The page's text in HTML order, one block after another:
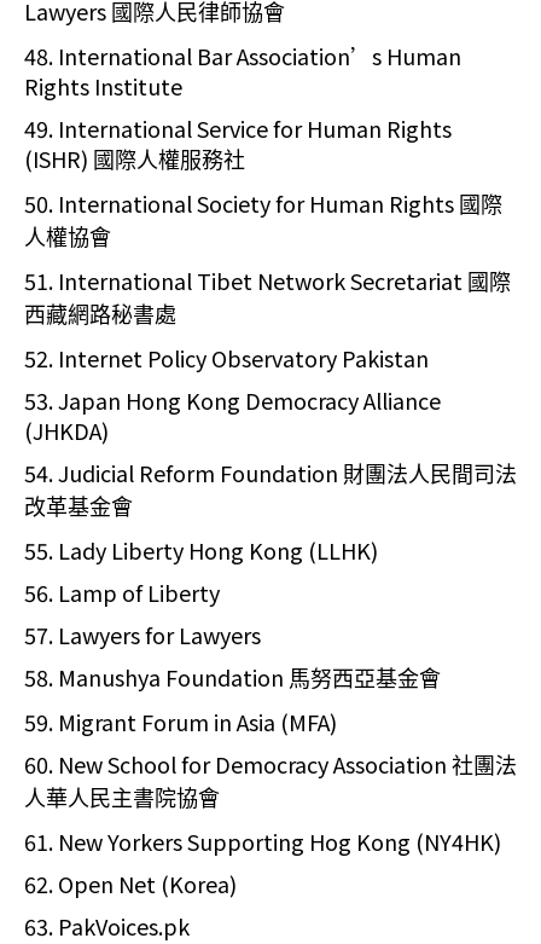
Lawyers 國際人民律師協會
48. International Bar Association’s Human
Rights Institute
49. International Service for Human Rights
(ISHR) 國際人權服務社
50. International Society for Human Rights 國際
人權協會
51. International Tibet Network Secretariat 國際
西藏網路秘書處
52. Internet Policy Observatory Pakistan
53. Japan Hong Kong Democracy Alliance
(JHKDA)
54. Judicial Reform Foundation 財團法人民間司法
改革基金會
55. Lady Liberty Hong Kong (LLHK)
56. Lamp of Liberty
57. Lawyers for Lawyers
58. Manushya Foundation 馬努西亞基金會
59. Migrant Forum in Asia (MFA)
60. New School for Democracy Association 社團法
人華人民主書院協會
61. New Yorkers Supporting Hog Kong (NY4HK)
62. Open Net (Korea)
63. PakVoices.pk